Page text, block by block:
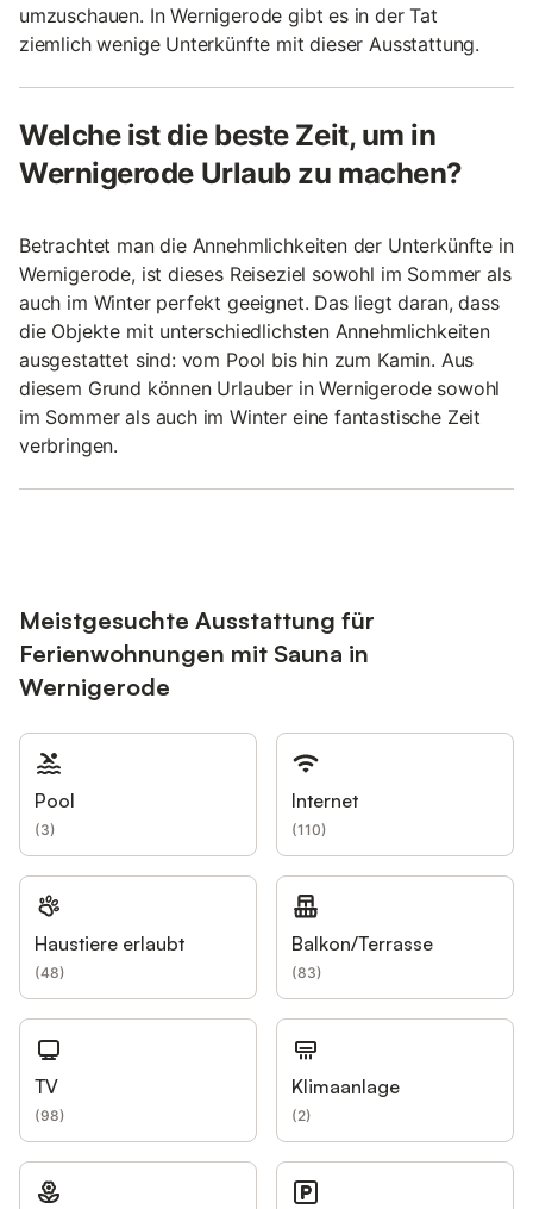
umzuschauen. In Wernigerode gibt es in der Tat
ziemlich wenige Unterkünfte mit dieser Ausstattung.
Welche ist die beste Zeit, um in
Wernigerode Urlaub zu machen?
Betrachtet man die Annehmlichkeiten der Unterkünfte in
Wernigerode, ist dieses Reiseziel sowohl im Sommer als
auch im Winter perfekt geeignet. Das liegt daran, dass
die Objekte mit unterschiedlichsten Annehmlichkeiten
ausgestattet sind: vom Pool bis hin zum Kamin. Aus
diesem Grund können Urlauber in Wernigerode sowohl
im Sommer als auch im Winter eine fantastische Zeit
verbringen.
Meistgesuchte Ausstattung für
Ferienwohnungen mit Sauna in
Wernigerode
Pool
(3)
Internet
(110)
Haustiere erlaubt
(48)
Balkon/Terrasse
(83)
TV
(98)
Klimaanlage
(2)